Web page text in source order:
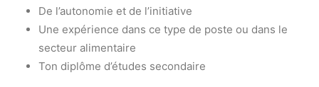
De l’autonomie et de l’initiative
Une expérience dans ce type de poste ou dans le
secteur alimentaire
Ton diplôme d’études secondaire